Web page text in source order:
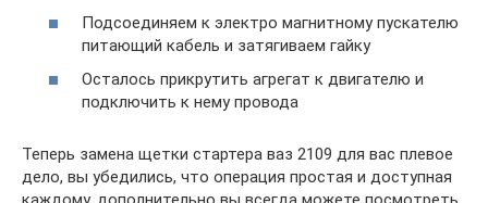
Подсоединяем к электро магнитному пускателю
питающий кабель и затягиваем гайку
Осталось прикрутить агрегат к двигателю и
подключить к нему провода
Теперь замена щетки стартера ваз 2109 для вас плевое
дело, вы убедились, что операция простая и доступная